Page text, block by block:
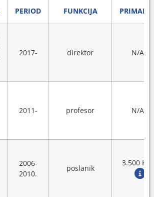
PERIOD FUNKCIJA
2017- direktor N/A
2011- profesor N/A
2006-
2010.
poslanik
3.500 KM